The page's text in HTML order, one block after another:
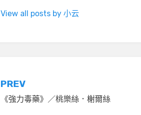
View all posts by 小云
文
章
PREV
《強力毒藥》／桃樂絲．榭爾絲